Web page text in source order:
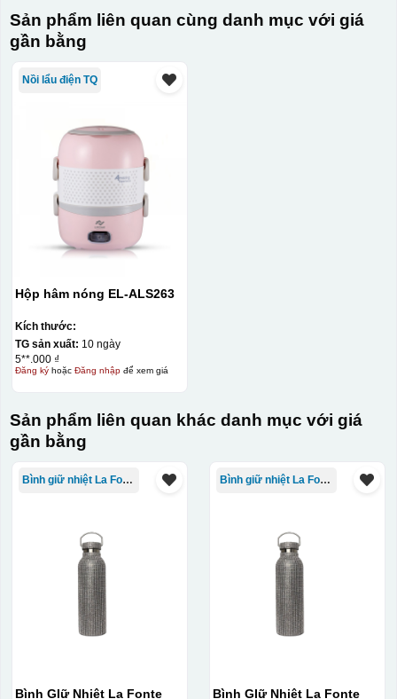
Sản phẩm liên quan cùng danh mục với giá
gần bằng
Nồi lẩu điện TQ
Hộp hâm nóng EL-ALS263
Kích thước:
TG sản xuất: 10 ngày
5**.000 ₫
Đăng kýhoặc Đăng nhậpđể xem giá
Sản phẩm liên quan khác danh mục với giá
gần bằng
Bình giữ nhiệt La Fonte
Bình GIữ Nhiệt La Fonte
Bình giữ nhiệt La Fonte
Bình GIữ Nhiệt La Fonte